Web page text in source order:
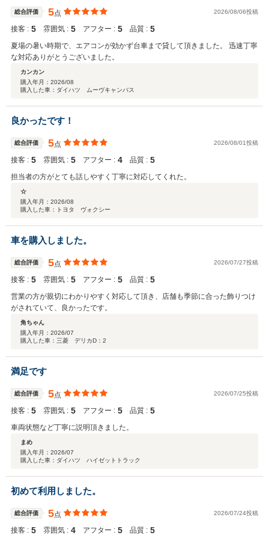
総合評価 5点 2026/08/06投稿
接客 : 5 雰囲気 : 5 アフター : 5 品質 : 5
夏場の暑い時期で、エアコンが効かず台車まで貸して頂きました。 迅速丁寧
な対応ありがとうございました。
カンカン
購入年月： 2026/08
購入した車：ダイハツ ムーヴキャンバス
良かったです！
総合評価 5点 2026/08/01投稿
接客 : 5 雰囲気 : 5 アフター : 4 品質 : 5
担当者の方がとても話しやすく丁寧に対応してくれた。
☆
購入年月： 2026/08
購入した車：トヨタ ヴォクシー
車を購入しました。
総合評価 5点 2026/07/27投稿
接客 : 5 雰囲気 : 5 アフター : 5 品質 : 5
営業の方が親切にわかりやすく対応して頂き、店舗も季節に合った飾りつけ
がされていて、良かったです。
角ちゃん
購入年月： 2026/07
購入した車：三菱 デリカD：2
満足です
総合評価 5点 2026/07/25投稿
接客 : 5 雰囲気 : 5 アフター : 5 品質 : 5
車両状態など丁寧に説明頂きました。
まめ
購入年月： 2026/07
購入した車：ダイハツ ハイゼットトラック
初めて利用しました。
総合評価 5点 2026/07/24投稿
接客 : 5 雰囲気 : 4 アフター : 5 品質 : 5